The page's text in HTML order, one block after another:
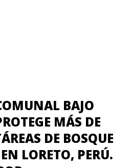
BAJO
MÁS DE
DE BOSQUE
LORETO, PERÚ.